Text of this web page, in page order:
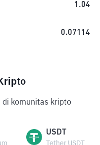
1.04
0.07114
di komunitas kripto
USDT
Tether USDT